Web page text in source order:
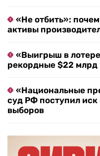
«Не отбить»:
активы
«Выигрыш в
рекордные $22 млрд
«Национальные
суд РФ поступил иск
выборов